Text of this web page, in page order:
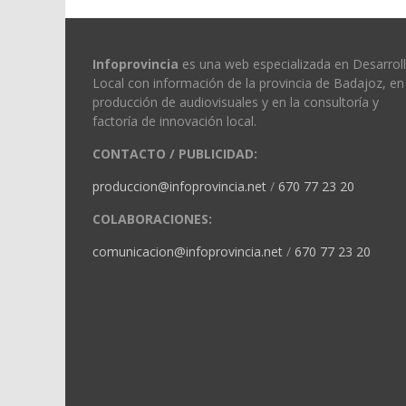
Infoprovincia es una web especializada en
Local con información de la provincia de Badajoz, en
producción de audiovisuales y en la consultoría y
factoría de innovación local.
CONTACTO / PUBLICIDAD:
produccion@infoprovincia.net / 670 77 23 20
COLABORACIONES:
comunicacion@infoprovincia.net / 670 77 23 20